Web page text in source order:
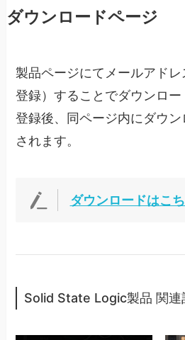
ダウンロードページ
製品ページにてメールアド
登録）することでダウンロー
登録後、同ページ内にダウ
されます。
ダウンロードはこ
Solid State Logic製品 関連